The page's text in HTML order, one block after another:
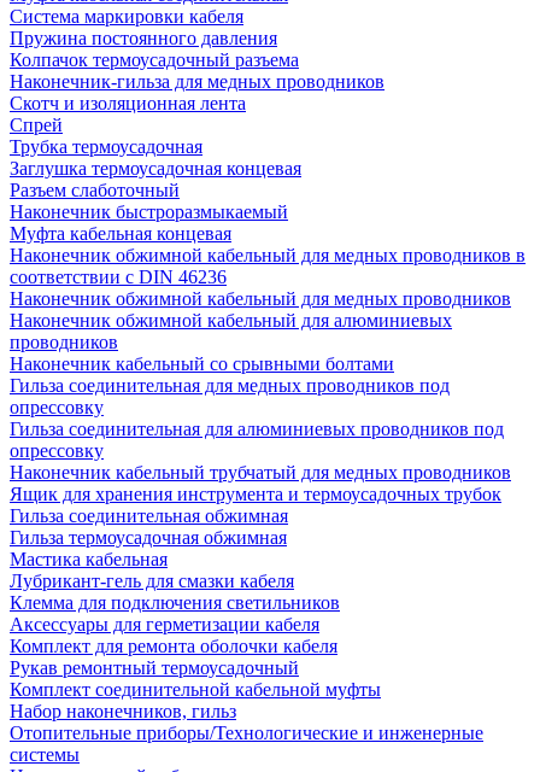
Система маркировки кабеля
Пружина постоянного давления
Колпачок термоусадочный разъема
Наконечник-гильза для медных проводников
Скотч и изоляционная лента
Спрей
Трубка термоусадочная
Заглушка термоусадочная концевая
Разъем слаботочный
Наконечник быстроразмыкаемый
Муфта кабельная концевая
Наконечник обжимной кабельный для медных проводников в
соответствии с DIN 46236
Наконечник обжимной кабельный для медных проводников
Наконечник обжимной кабельный для алюминиевых
проводников
Наконечник кабельный со срывными болтами
Гильза соединительная для медных проводников под
опрессовку
Гильза соединительная для алюминиевых проводников под
опрессовку
Наконечник кабельный трубчатый для медных проводников
Ящик для хранения инструмента и термоусадочных трубок
Гильза соединительная обжимная
Гильза термоусадочная обжимная
Мастика кабельная
Лубрикант-гель для смазки кабеля
Клемма для подключения светильников
Аксессуары для герметизации кабеля
Комплект для ремонта оболочки кабеля
Рукав ремонтный термоусадочный
Комплект соединительной кабельной муфты
Набор наконечников, гильз
Отопительные приборы/Технологические и инженерные
системы